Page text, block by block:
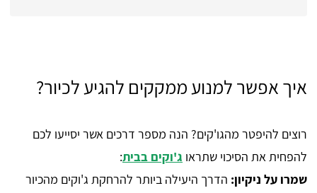
איך אפשר למנוע ממקקים להגיע לכיור?
רוצים להיפטר מהגו'קים? הנה מספר דרכים אשר יסייעו לכם
להפחית את הסיכוי שתראו ג'וקים בבית:
שמרו על ניקיון: הדרך היעילה ביותר להרחקת ג'וקים מהכיור